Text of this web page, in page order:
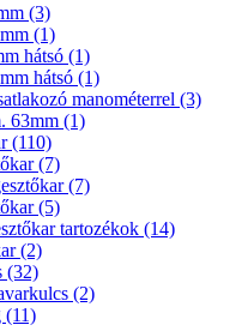
(3)
(1)
hátsó (1)
hátsó (1)
manométerrel (3)
63mm (1)
(110)
(7)
(7)
(5)
tartozékok (14)
(2)
(32)
(2)
(11)